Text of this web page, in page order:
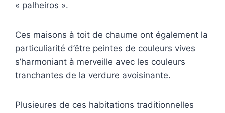
« palheiros ».
Ces maisons à toit de chaume ont également la
particuliarité d’être peintes de couleurs vives
s’harmoniant à merveille avec les couleurs
tranchantes de la verdure avoisinante.
Plusieures de ces habitations traditionnelles